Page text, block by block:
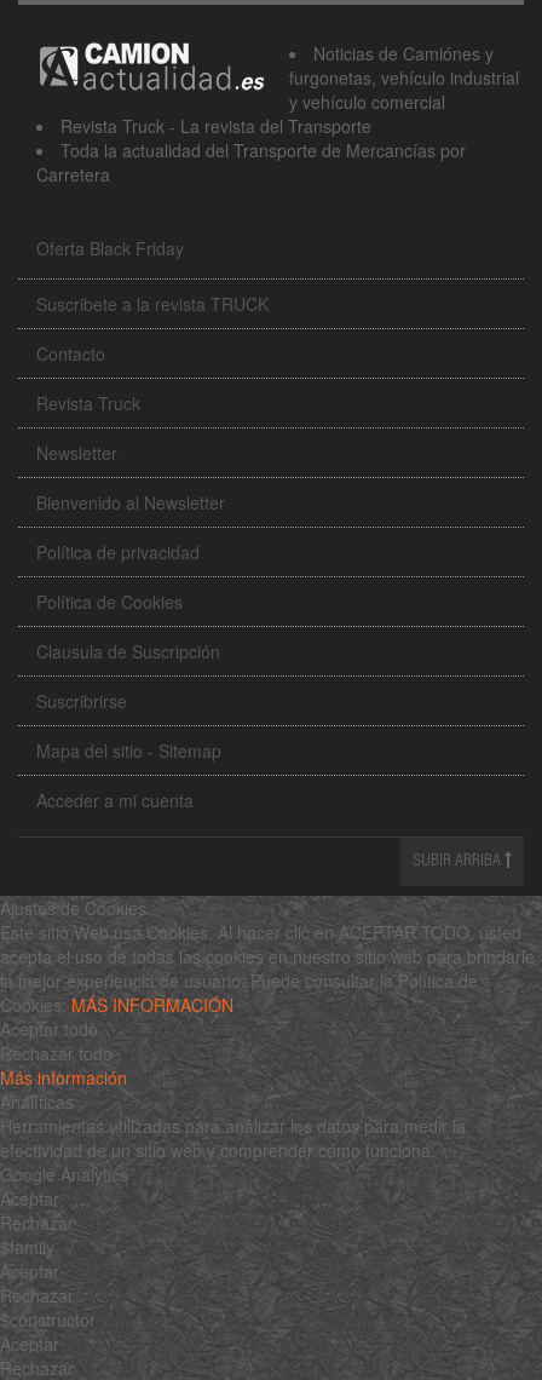
Noticias de Camiónes y
furgonetas, vehículo industrial
y vehículo comercial
Revista Truck - La revista del Transporte
Toda la actualidad del Transporte de Mercancías por
Carretera
Oferta Black Friday
Suscribete a la revista TRUCK
Contacto
Revista Truck
Newsletter
Bienvenido al Newsletter
Política de privacidad
Política de Cookies
Clausula de Suscripción
Suscribrirse
Mapa del sitio - Sitemap
Acceder a mi cuenta
SUBIR ARRIBA
Ajustes de Cookies
Este sitio Web usa Cookies. Al hacer clic en ACEPTAR TODO, usted
acepta el uso de todas las cookies en nuestro sitio web para brindarle
la mejor experiencia de usuario. Puede consultar la Política de
Cookies: MÁS INFORMACIÓN
Aceptar todo
Rechazar todo
Más información
Analíticas
Herramientas utilizadas para analizar los datos para medir la
efectividad de un sitio web y comprender cómo funciona.
Google Analytics
Aceptar
Rechazar
$family
Aceptar
Rechazar
$constructor
Aceptar
Rechazar